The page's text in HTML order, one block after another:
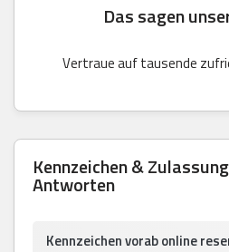
Das sagen
Vertraue auf tausende
Kennzeichen &
Antworten
Kennzeichen vorab online